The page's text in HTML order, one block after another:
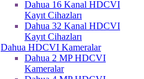
Dahua 16 Kanal HDCVI
Kayıt Cihazları
Dahua 32 Kanal HDCVI
Kayıt Cihazları
Dahua HDCVI Kameralar
Dahua 2 MP HDCVI
Kameralar